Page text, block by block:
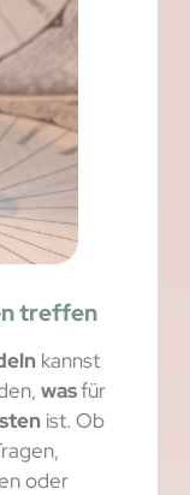
treffen
kannst
wasfür
ist. Ob
oder